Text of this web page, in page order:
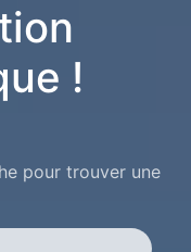
!
pour trouver une